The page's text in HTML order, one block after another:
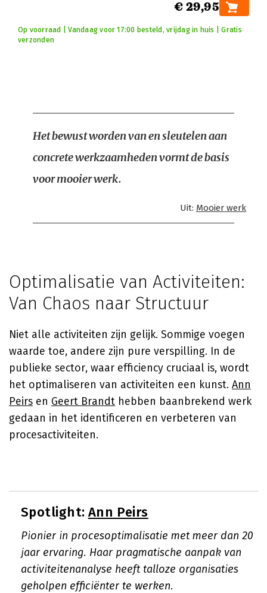
€ 29,95
Op voorraad | Vandaag voor 17:00 besteld, vrijdag in huis | Gratis
verzonden
Het bewust worden van en sleutelen aan
concrete werkzaamheden vormt de basis
voor mooier werk.
Uit: Mooier werk
Optimalisatie van Activiteiten:
Van Chaos naar Structuur
Niet alle activiteiten zijn gelijk. Sommige voegen
waarde toe, andere zijn pure verspilling. In de
publieke sector, waar efficiency cruciaal is, wordt
het optimaliseren van activiteiten een kunst. Ann
Peirs en Geert Brandt hebben baanbrekend werk
gedaan in het identificeren en verbeteren van
procesactiviteiten.
Spotlight: Ann Peirs
Pionier in procesoptimalisatie met meer dan 20
jaar ervaring. Haar pragmatische aanpak van
activiteitenanalyse heeft talloze organisaties
geholpen efficiënter te werken.